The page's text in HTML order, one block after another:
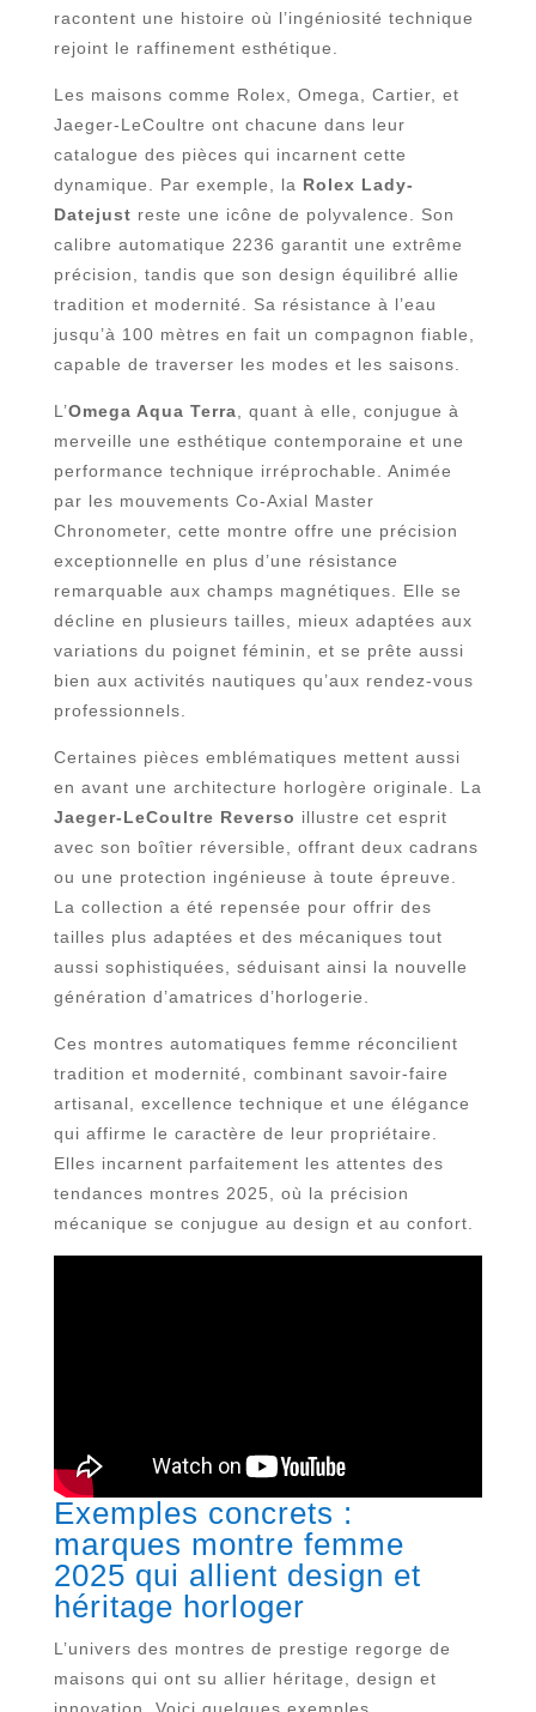
racontent une histoire où l’ingéniosité technique
rejoint le raffinement esthétique.
Les maisons comme Rolex, Omega, Cartier, et
Jaeger-LeCoultre ont chacune dans leur
catalogue des pièces qui incarnent cette
dynamique. Par exemple, la Rolex Lady-
Datejust reste une icône de polyvalence. Son
calibre automatique 2236 garantit une extrême
précision, tandis que son design équilibré allie
tradition et modernité. Sa résistance à l’eau
jusqu’à 100 mètres en fait un compagnon fiable,
capable de traverser les modes et les saisons.
L’Omega Aqua Terra , quant à elle, conjugue à
merveille une esthétique contemporaine et une
performance technique irréprochable. Animée
par les mouvements Co-Axial Master
Chronometer, cette montre offre une précision
exceptionnelle en plus d’une résistance
remarquable aux champs magnétiques. Elle se
décline en plusieurs tailles, mieux adaptées aux
variations du poignet féminin, et se prête aussi
bien aux activités nautiques qu’aux rendez-vous
professionnels.
Certaines pièces emblématiques mettent aussi
en avant une architecture horlogère originale. La
Jaeger-LeCoultre Reverso illustre cet esprit
avec son boîtier réversible, offrant deux cadrans
ou une protection ingénieuse à toute épreuve.
La collection a été repensée pour offrir des
tailles plus adaptées et des mécaniques tout
aussi sophistiquées, séduisant ainsi la nouvelle
génération d’amatrices d’horlogerie.
Ces montres automatiques femme réconcilient
tradition et modernité, combinant savoir-faire
artisanal, excellence technique et une élégance
qui affirme le caractère de leur propriétaire.
Elles incarnent parfaitement les attentes des
tendances montres 2025, où la précision
mécanique se conjugue au design et au confort.
Exemples concrets :
marques montre femme
2025 qui allient design et
héritage horloger
L’univers des montres de prestige regorge de
maisons qui ont su allier héritage, design et
innovation. Voici quelques exemples